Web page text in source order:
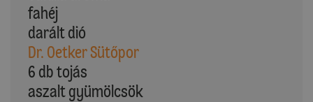
fahéj
darált dió
Dr. Oetker Sütőpor
6 db tojás
aszalt gyümölcsök